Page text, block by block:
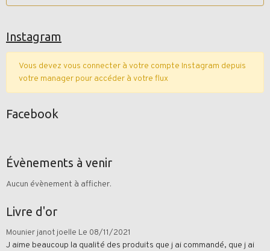
Instagram
Vous devez vous connecter à votre compte Instagram depuis
votre manager pour accéder à votre flux
Facebook
Évènements à venir
Aucun évènement à afficher.
Livre d'or
Mounier janot joelle Le 08/11/2021
J aime beaucoup la qualité des produits que j ai commandé, que j ai